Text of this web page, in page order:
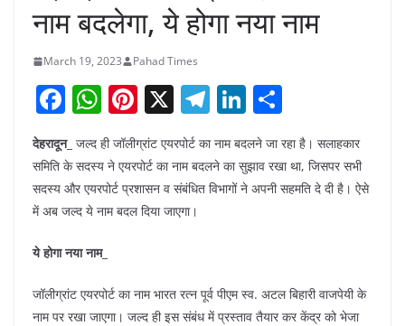
नाम बदलेगा, ये होगा नया नाम
March 19, 2023 Pahad Times
F
c
e
b
o
k
W
h
at
s
A
p
p
Pi
nt
er
e
st
X T
e
gr
Li
n
k
e
ar
e
देहरादून_ जल्द ही जॉलीग्रांट एयरपोर्ट का नाम बदलने जा रहा है। सलाहकार
समिति के सदस्य ने एयरपोर्ट का नाम बदलने का सुझाव रखा था, जिसपर सभी
सदस्य और एयरपोर्ट प्रशासन व संबंधित विभागों ने अपनी सहमति दे दी है। ऐसे
में अब जल्द ये नाम बदल दिया जाएगा।
ये होगा नया नाम_
जॉलीग्रांट एयरपोर्ट का नाम भारत रत्न पूर्व पीएम स्व. अटल बिहारी वाजपेयी के
नाम पर रखा जाएगा। जल्द ही इस संबंध में प्रस्ताव तैयार कर केंद्र को भेजा